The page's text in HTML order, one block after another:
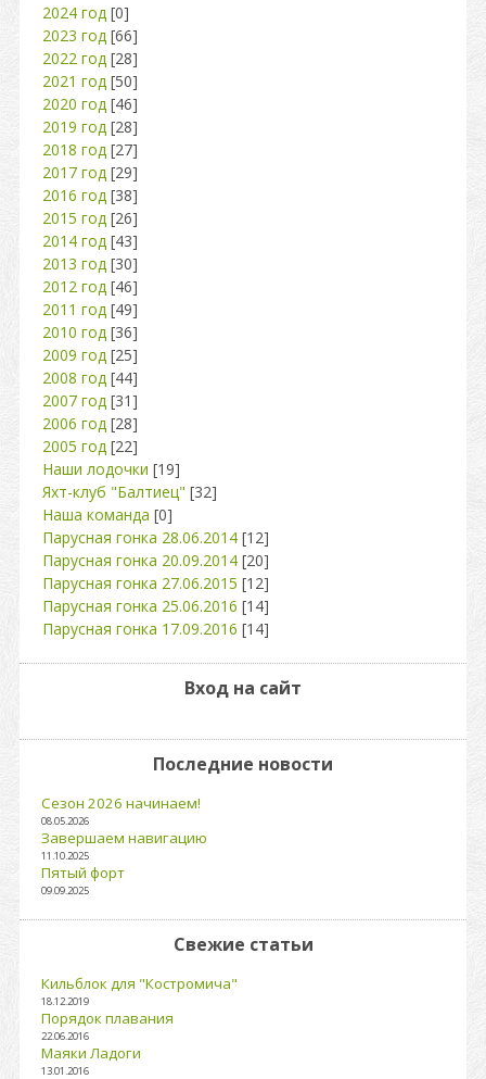
2024 год [0]
2023 год [66]
2022 год [28]
2021 год [50]
2020 год [46]
2019 год [28]
2018 год [27]
2017 год [29]
2016 год [38]
2015 год [26]
2014 год [43]
2013 год [30]
2012 год [46]
2011 год [49]
2010 год [36]
2009 год [25]
2008 год [44]
2007 год [31]
2006 год [28]
2005 год [22]
Наши лодочки [19]
Яхт-клуб "Балтиец" [32]
Наша команда [0]
Парусная гонка 28.06.2014 [12]
Парусная гонка 20.09.2014 [20]
Парусная гонка 27.06.2015 [12]
Парусная гонка 25.06.2016 [14]
Парусная гонка 17.09.2016 [14]
Вход на сайт
Последние новости
Сезон 2026 начинаем!
08.05.2026
Завершаем навигацию
11.10.2025
Пятый форт
09.09.2025
Свежие статьи
Кильблок для "Костромича"
18.12.2019
Порядок плавания
22.06.2016
Маяки Ладоги
13.01.2016